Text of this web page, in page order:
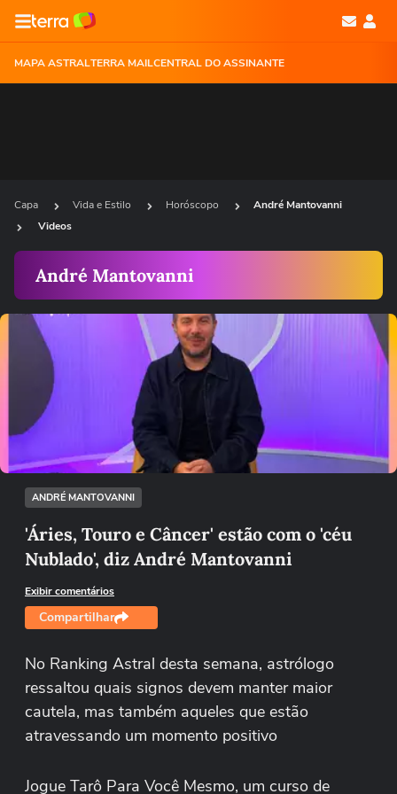
MAPA ASTRALTERRA MAILCENTRAL DO ASSINANTE
Capa Vida e Estilo Horóscopo
André Mantovanni
Videos
André Mantovanni
Ops!
Não foi possível reproduzir o vídeo
Tentar novamente
ANDRÉ MANTOVANNI
'Áries, Touro e Câncer' estão com o 'céu
Nublado', diz André Mantovanni
Exibir comentários
Compartilhar
No Ranking Astral desta semana, astrólogo
ressaltou quais signos devem manter maior
cautela, mas também aqueles que estão
atravessando um momento positivo
Jogue Tarô Para Você Mesmo, um curso de